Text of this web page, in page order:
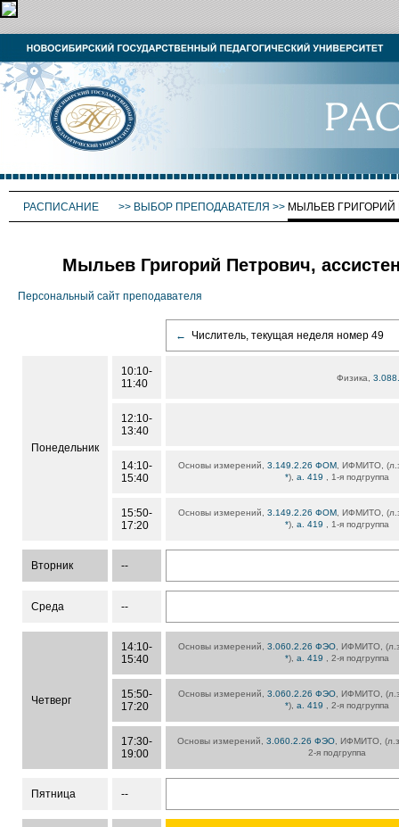
РАСПИСАНИЕ >> ВЫБОР ПРЕПОДАВАТЕЛЯ >> МЫЛЬЕВ ГРИГОРИЙ
Мыльев Григорий Петрович,
Персональный сайт преподавателя
← Числитель, текущая неделя номер 49
Понедельник
10:10-
11:40
Физика,
12:10-
13:40
14:10-
15:40
Основы измерений, 3.149.2.26 ФОМ , ИФМИТО,
*),а. 419 , 1-я подгруппа
15:50-
17:20
Основы измерений, 3.149.2.26 ФОМ , ИФМИТО,
*),а. 419 , 1-я подгруппа
Вторник --
Среда --
Четверг
14:10-
15:40
Основы измерений,3.060.2.26 ФЭО , ИФМИТО,
*),а. 419 , 2-я подгруппа
15:50-
17:20
Основы измерений,3.060.2.26 ФЭО , ИФМИТО,
*),а. 419 , 2-я подгруппа
17:30-
19:00
Основы измерений,3.060.2.26 ФЭО , ИФМИТО,
2-я подгруппа
Пятница --